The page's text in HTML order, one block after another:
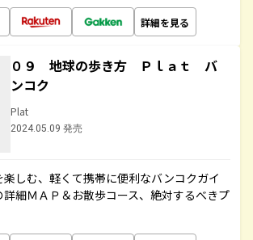
詳細を見る
０９ 地球の歩き方 Ｐｌａｔ バ
ンコク
Plat
2024.05.09 発売
しむ、軽くて携帯に便利なバンコクガイ
詳細ＭＡＰ＆お散歩コース、絶対するべきプ